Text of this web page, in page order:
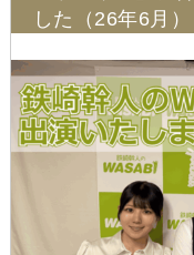
した（26年6月）